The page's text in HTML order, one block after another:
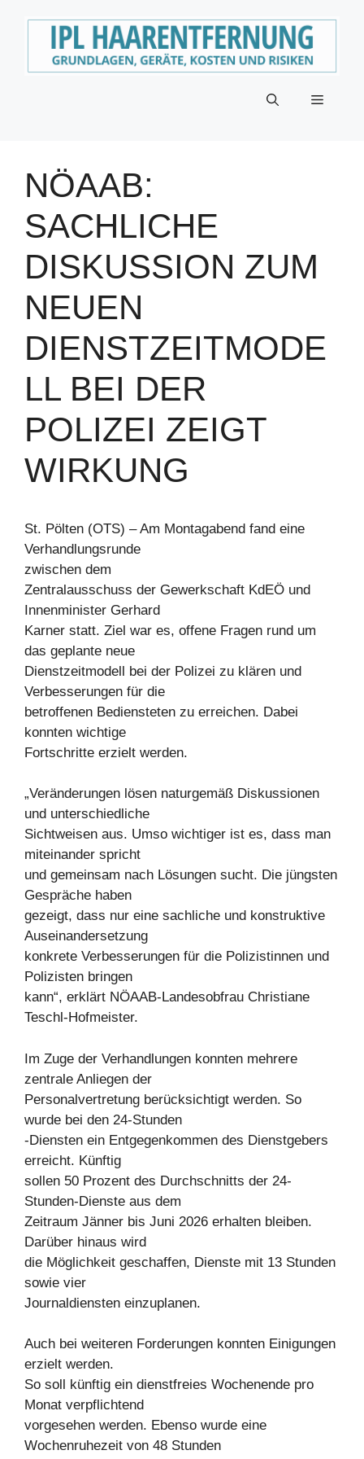
Menü
NÖAAB:
SACHLICHE
DISKUSSION ZUM
NEUEN
DIENSTZEITMODE
LL BEI DER
POLIZEI ZEIGT
WIRKUNG
St. Pölten (OTS) – Am Montagabend fand eine
Verhandlungsrunde
zwischen dem
Zentralausschuss der Gewerkschaft KdEÖ und
Innenminister Gerhard
Karner statt. Ziel war es, offene Fragen rund um
das geplante neue
Dienstzeitmodell bei der Polizei zu klären und
Verbesserungen für die
betroffenen Bediensteten zu erreichen. Dabei
konnten wichtige
Fortschritte erzielt werden.
„Veränderungen lösen naturgemäß Diskussionen
und unterschiedliche
Sichtweisen aus. Umso wichtiger ist es, dass man
miteinander spricht
und gemeinsam nach Lösungen sucht. Die jüngsten
Gespräche haben
gezeigt, dass nur eine sachliche und konstruktive
Auseinandersetzung
konkrete Verbesserungen für die Polizistinnen und
Polizisten bringen
kann“, erklärt NÖAAB-Landesobfrau Christiane
Teschl-Hofmeister.
Im Zuge der Verhandlungen konnten mehrere
zentrale Anliegen der
Personalvertretung berücksichtigt werden. So
wurde bei den 24-Stunden
-Diensten ein Entgegenkommen des Dienstgebers
erreicht. Künftig
sollen 50 Prozent des Durchschnitts der 24-
Stunden-Dienste aus dem
Zeitraum Jänner bis Juni 2026 erhalten bleiben.
Darüber hinaus wird
die Möglichkeit geschaffen, Dienste mit 13 Stunden
sowie vier
Journaldiensten einzuplanen.
Auch bei weiteren Forderungen konnten Einigungen
erzielt werden.
So soll künftig ein dienstfreies Wochenende pro
Monat verpflichtend
vorgesehen werden. Ebenso wurde eine
Wochenruhezeit von 48 Stunden